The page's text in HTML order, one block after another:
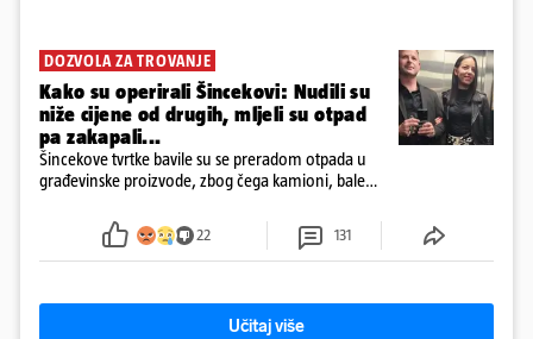
DOZVOLA ZA TROVANJE
Kako su operirali Šincekovi: Nudili su
niže cijene od drugih, mljeli su otpad
pa zakapali...
Šincekove tvrtke bavile su se preradom otpada u
građevinske proizvode, zbog čega kamioni, bale
22 131
Učitaj više